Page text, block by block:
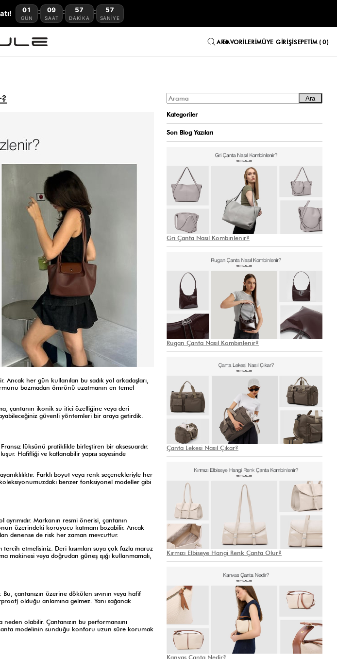
01
GÜN
: 09
SAAT
: 57
DAKIKA
: 56
SANIYE
FAVORILERIMÜYE GIRIŞISEPETIM 0
Ancak her gün kullanılan bu sadık yol arkadaşları,
bozmadan ömrünü uzatmanın en temel
çantanın ikonik su itici özelliğine veya deri
güvenli yöntemleri bir araya getirdik.
lüksünü pratiklikle birleştiren bir aksesuardır.
Hafifliği ve katlanabilir yapısı sayesinde
Farklı boyut veya renk seçenekleriyle her
koleksiyonumuzdaki benzer fonksiyonel modeller gibi
Markanın resmi önerisi, çantanın
üzerindeki koruyucu katmanı bozabilir. Ancak
denense de risk her zaman mevcuttur.
etmelisiniz. Deri kısımları suya çok fazla maruz
veya doğrudan güneş ışığı kullanmamalı,
çantanızın üzerine dökülen sıvının veya hafif
olduğu anlamına gelmez. Yani sağanak
olabilir. Çantanızın bu performansını
çanta modelinin sunduğu konforu uzun süre korumak
Ara
Kategoriler
Son Blog Yazıları
Gri Çanta Nasıl Kombinlenir?
Rugan Çanta Nasıl Kombinlenir?
Çanta Lekesi Nasıl Çıkar?
Kırmızı Elbiseye Hangi Renk Çanta Olur?
Kanvas Çanta Nedir?